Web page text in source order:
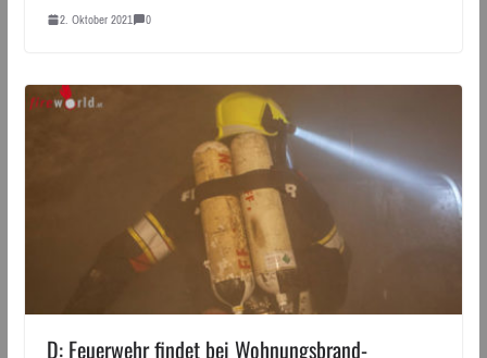
2. Oktober 2021 0
D: Feuerwehr findet bei Wohnungsbrand-